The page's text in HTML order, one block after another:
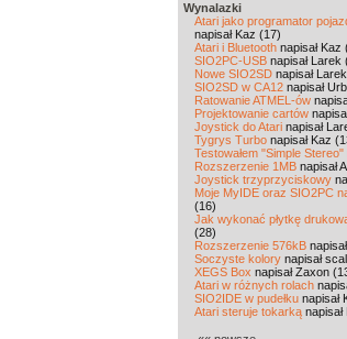
Wynalazki
Atari jako programator
napisał Kaz (17)
Atari i Bluetooth napisał Kaz
SIO2PC-USB napisał Larek
Nowe SIO2SD napisał
SIO2SD w CA12 napisał
Ratowanie ATMEL-ów
Projektowanie cartów
Joystick do Atari napisał
Tygrys Turbo napisał Kaz
Testowałem "Simple Stereo"
Rozszerzenie 1MB napisał
Joystick trzyprzyciskowy
Moje MyIDE oraz SIO2PC
(16)
Jak wykonać płytkę
(28)
Rozszerzenie 576kB
Soczyste kolory napisał
XEGS Box napisał Zaxon
Atari w różnych rolach
SIO2IDE w pudełku napisał
Atari steruje tokarką